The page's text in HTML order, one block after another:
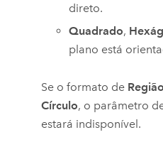
direto.
Quadrado,
plano está
Se o formato de Região
Círculo, o parâmetro
estará indisponível.